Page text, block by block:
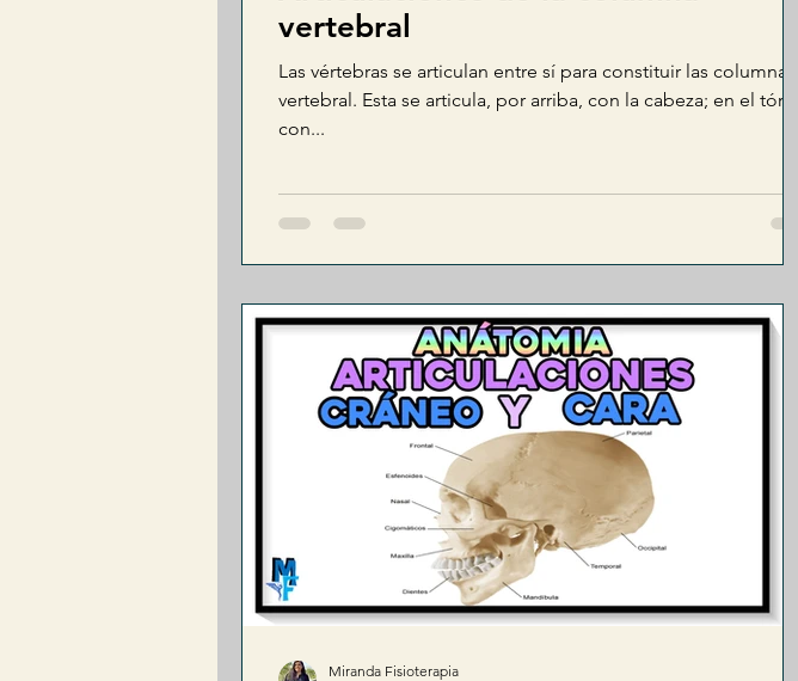
vertebral
Las vértebras se articulan entre sí para constituir las columna
vertebral. Esta se articula, por arriba, con la cabeza; en el tórax,
con...
Miranda Fisioterapia